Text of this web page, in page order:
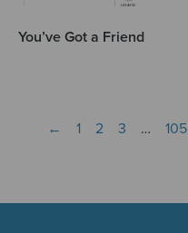
You’ve Got a Friend
← 1 2 3 … 105